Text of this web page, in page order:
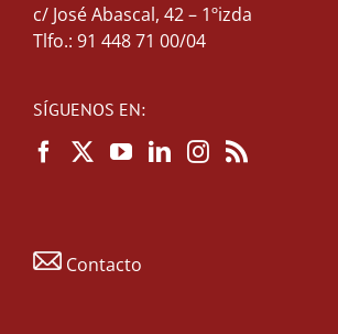
c/ José Abascal, 42 – 1ºizda
Tlfo.: 91 448 71 00/04
SÍGUENOS EN:
Contacto